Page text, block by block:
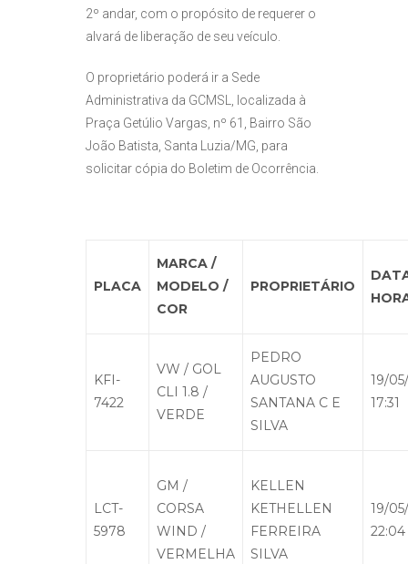
2º andar, com o propósito de requerer o
alvará de liberação de seu veículo.
O proprietário poderá ir a Sede
Administrativa da GCMSL, localizada à
Praça Getúlio Vargas, nº 61, Bairro São
João Batista, Santa Luzia/MG, para
solicitar cópia do Boletim de Ocorrência.
PLACA
MARCA /
MODELO /
COR
PROPRIETÁRIO
KFI-
7422
VW / GOL
CLI 1.8 /
VERDE
PEDRO
AUGUSTO
SANTANA C E
SILVA
19/
17:31
LCT-
5978
GM /
CORSA
WIND /
VERMELHA
KELLEN
KETHELLEN
FERREIRA
SILVA
19/
22:04